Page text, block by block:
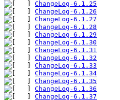
ChangeLog-6.1.25
ChangeLog-6.1.26
ChangeLog-6.1.27
ChangeLog-6.1.28
ChangeLog-6.1.29
ChangeLog-6.1.30
ChangeLog-6.1.31
ChangeLog-6.1.32
ChangeLog-6.1.33
ChangeLog-6.1.34
ChangeLog-6.1.35
ChangeLog-6.1.36
ChangeLog-6.1.37